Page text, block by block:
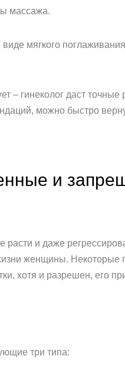
массажа.
мягкого
– гинеколог даст
можно быстро
и
и даже
женщины.
хотя и разрешен, его
три типа: